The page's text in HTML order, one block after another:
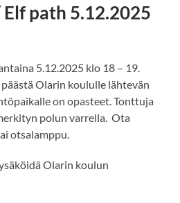
path 5.12.2025
5.12.2025 klo 18 – 19.
Olarin koululle lähtevän
on opasteet. Tonttuja
polun varrella. Ota
otsalamppu.
Olarin koulun